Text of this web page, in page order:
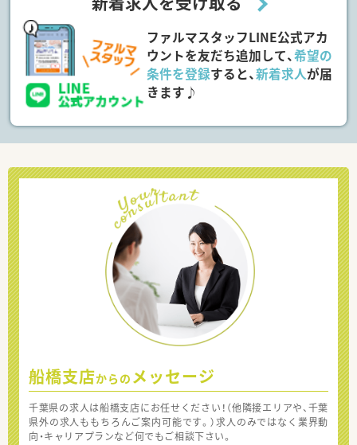
ファルマスタッフLINE公式アカ
ウントを友だち追加して、希望の
条件を登録すると、新着求人が届
きます♪
船橋支店からの メッセージ
千葉県の求人は船橋支店にお任せください！（他隣接エリアや、千葉
県外の求人ももちろんご案内可能です。）求人のみではなく業界動
向・キャリアプランなど何でもご相談下さい。